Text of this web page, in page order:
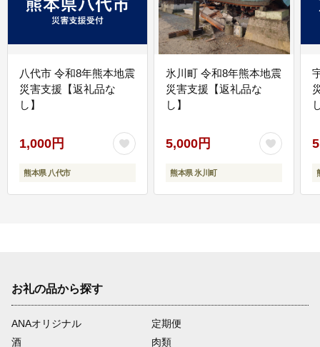
八代市 令和8年熊本地震
災害支援【返礼品な
し】
1,000円
熊本県 八代市
氷川町 令和8年熊本地震
災害支援【返礼品な
し】
5,000円
熊本県 氷川町
お礼の品から探す
ANAオリジナル
定期便
酒
肉類